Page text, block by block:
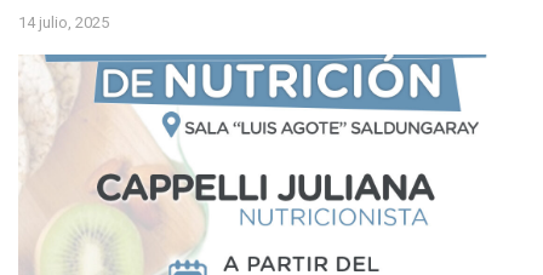
14 julio, 2025